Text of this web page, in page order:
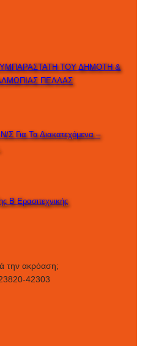
ΤΟΥ ΔΗΜΟΤΗ &
ΠΕΛΛΑΣ
σ Για Τα Διακατεχόμενα –
Ερασιτεχνικής
την ακρόαση;
42303